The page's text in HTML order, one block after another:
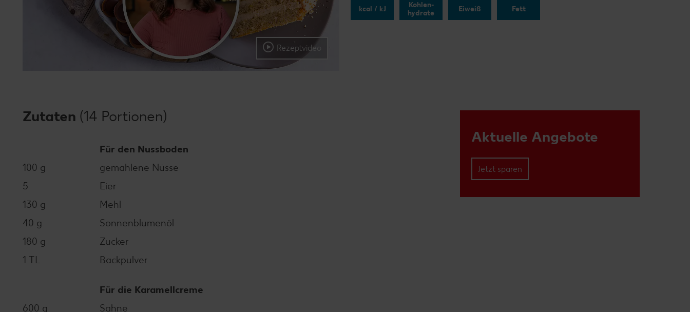
Rezeptvideo
kcal / kJ
Kohlen-
hydrate
Eiweiß Fett
Aktuelle Angebote
Jetzt sparen
Zutaten (14 Portionen)
Für den Nussboden
100 g
gemahlene Nüsse
5
Eier
130 g
Mehl
40 g
Sonnenblumenöl
180 g
Zucker
1 TL
Backpulver
Für die Karamellcreme
600 g
Sahne